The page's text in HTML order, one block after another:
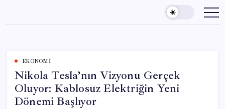
content
EKONOMI
Nikola Tesla’nın Vizyonu Gerçek
Oluyor: Kablosuz Elektriğin Yeni
Dönemi Başlıyor